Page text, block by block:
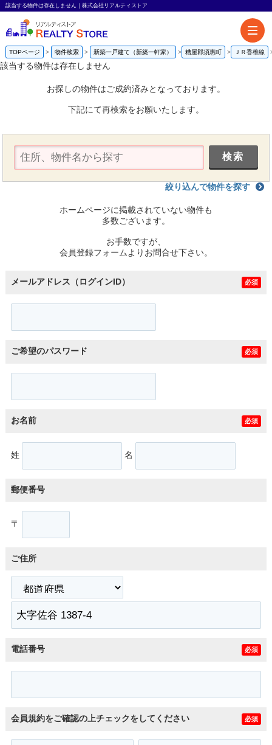
該当する物件は存在しません｜株式会社リアルティストア
TOPページ 物件検索 新築一戸建て（新築一軒家） 糟屋郡須惠町 ＪＲ香椎線
該当する物件は存在しません
お探しの物件はご成約済みとなっております。
下記にて再検索をお願いたします。
絞り込んで物件を探す
ホームページに掲載されていない物件も
多数ございます。
お手数ですが、
会員登録フォームよりお問合せ下さい。
メールアドレス（ログインID） 必須
ご希望のパスワード 必須
お名前 必須
姓 名
郵便番号
〒
ご住所
電話番号 必須
会員規約をご確認の上チェックをしてください 必須